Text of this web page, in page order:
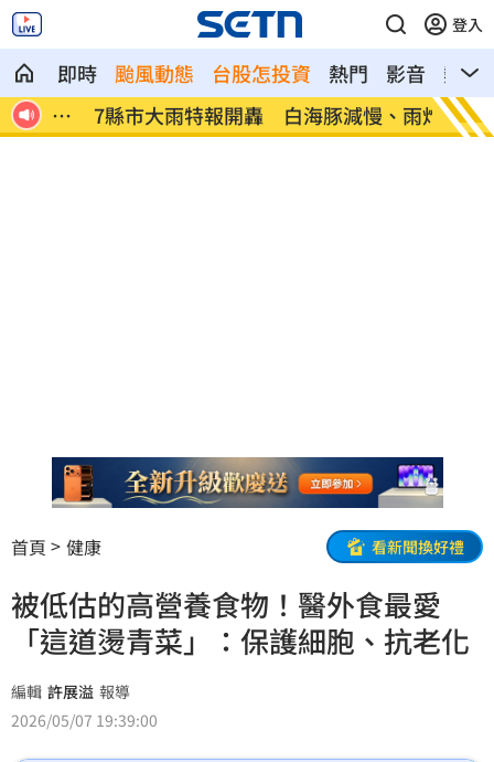
登入
即時 颱風動態 台股怎投資 熱門 影音
熱搜
昏
7縣市大雨特報開轟 白海豚減慢、雨炸3
天
國道
醫
首頁 健康 看新聞換好禮
被低估的高營養食物！醫外食最愛
「這道燙青菜」：保護細胞、抗老化
編輯 許展溢 報導
2026/05/07 19:39:00